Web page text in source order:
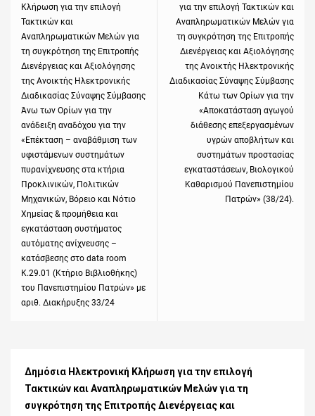
post:
Κλήρωση για την επιλογή
Τακτικών και
Αναπληρωματικών Μελών για
τη συγκρότηση της Επιτροπής
Διενέργειας και Αξιολόγησης
της Ανοικτής Ηλεκτρονικής
Διαδικασίας Σύναψης Σύμβασης
Άνω των Ορίων για την
ανάδειξη αναδόχου για την
«Επέκταση – αναβάθμιση των
υφιστάμενων συστημάτων
πυρανίχνευσης στα κτήρια
Προκλινικών, Πολιτικών
Μηχανικών, Βόρειο και Νότιο
Χημείας & προμήθεια και
εγκατάσταση συστήματος
αυτόματης ανίχνευσης –
κατάσβεσης στο data room
Κ.29.01 (Κτήριο Βιβλιοθήκης)
του Πανεπιστημίου Πατρών» με
αριθ. Διακήρυξης 33/24
post:
για την επιλογή Τακτικών και
Αναπληρωματικών Μελών για
τη συγκρότηση της Επιτροπής
Διενέργειας και Αξιολόγησης
της Ανοικτής Ηλεκτρονικής
Διαδικασίας Σύναψης Σύμβασης
Κάτω των Ορίων για την
«Αποκατάσταση αγωγού
διάθεσης επεξεργασμένων
υγρών αποβλήτων και
συστημάτων προστασίας
εγκαταστάσεων, Βιολογικού
Καθαρισμού Πανεπιστημίου
Πατρών» (38/24).
Δημόσια Ηλεκτρονική Κλήρωση για την επιλογή
Τακτικών και Αναπληρωματικών Μελών για τη
συγκρότηση της Επιτροπής Διενέργειας και